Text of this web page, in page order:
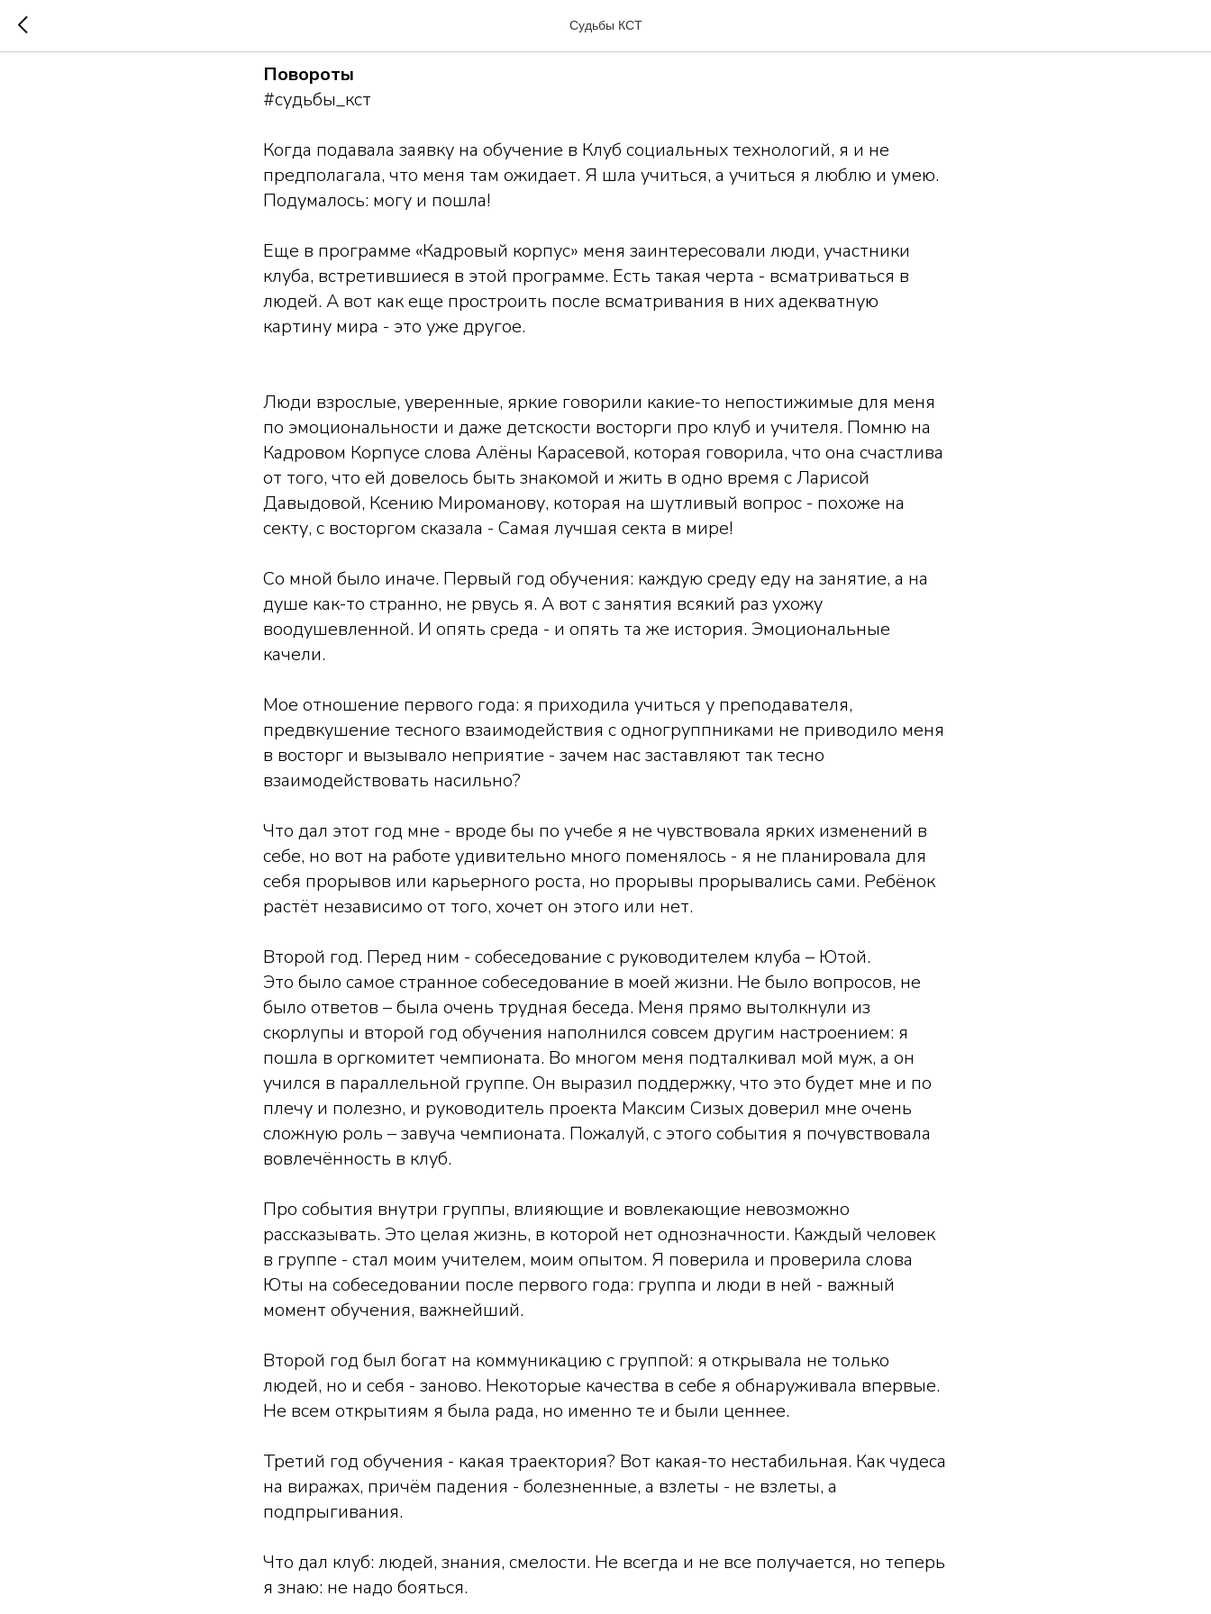
Судьбы КСТ
Олеся Стариковская
Повороты
#судьбы_кст
Когда подавала заявку на обучение в Клуб социальных технологий, я и не
предполагала, что меня там ожидает. Я шла учиться, а учиться я люблю и умею.
Подумалось: могу и пошла!
Еще в программе «Кадровый корпус» меня заинтересовали люди, участники
клуба, встретившиеся в этой программе. Есть такая черта - всматриваться в
людей. А вот как еще простроить после всматривания в них адекватную
картину мира - это уже другое.
Люди взрослые, уверенные, яркие говорили какие-то непостижимые для меня
по эмоциональности и даже детскости восторги про клуб и учителя. Помню на
Кадровом Корпусе слова Алёны Карасевой, которая говорила, что она счастлива
от того, что ей довелось быть знакомой и жить в одно время с Ларисой
Давыдовой, Ксению Мироманову, которая на шутливый вопрос - похоже на
секту, с восторгом сказала - Самая лучшая секта в мире!
Со мной было иначе. Первый год обучения: каждую среду еду на занятие, а на
душе как-то странно, не рвусь я. А вот с занятия всякий раз ухожу
воодушевленной. И опять среда - и опять та же история. Эмоциональные
качели.
Мое отношение первого года: я приходила учиться у преподавателя,
предвкушение тесного взаимодействия с одногруппниками не приводило меня
в восторг и вызывало неприятие - зачем нас заставляют так тесно
взаимодействовать насильно?
Что дал этот год мне - вроде бы по учебе я не чувствовала ярких изменений в
себе, но вот на работе удивительно много поменялось - я не планировала для
себя прорывов или карьерного роста, но прорывы прорывались сами. Ребёнок
растёт независимо от того, хочет он этого или нет.
Второй год. Перед ним - собеседование с руководителем клуба – Ютой.
Это было самое странное собеседование в моей жизни. Не было вопросов, не
было ответов – была очень трудная беседа. Меня прямо вытолкнули из
скорлупы и второй год обучения наполнился совсем другим настроением: я
пошла в оргкомитет чемпионата. Во многом меня подталкивал мой муж, а он
учился в параллельной группе. Он выразил поддержку, что это будет мне и по
плечу и полезно, и руководитель проекта Максим Сизых доверил мне очень
сложную роль – завуча чемпионата. Пожалуй, с этого события я почувствовала
вовлечённость в клуб.
Про события внутри группы, влияющие и вовлекающие невозможно
рассказывать. Это целая жизнь, в которой нет однозначности. Каждый человек
в группе - стал моим учителем, моим опытом. Я поверила и проверила слова
Юты на собеседовании после первого года: группа и люди в ней - важный
момент обучения, важнейший.
Второй год был богат на коммуникацию с группой: я открывала не только
людей, но и себя - заново. Некоторые качества в себе я обнаруживала впервые.
Не всем открытиям я была рада, но именно те и были ценнее.
Третий год обучения - какая траектория? Вот какая-то нестабильная. Как чудеса
на виражах, причём падения - болезненные, а взлеты - не взлеты, а
подпрыгивания.
Что дал клуб: людей, знания, смелости. Не всегда и не все получается, но теперь
я знаю: не надо бояться.